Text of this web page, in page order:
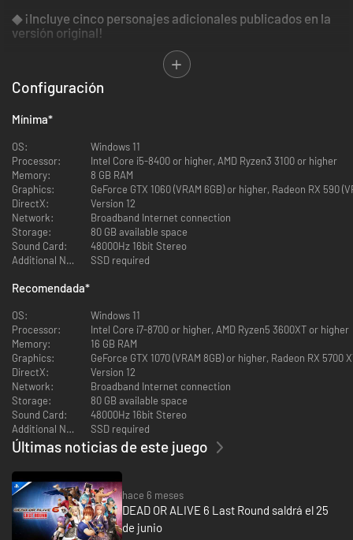
◆ ¡Incluye cinco personajes adicionales publicados en la
versión original!
Controla a 29 personajes, incluyendo cinco que originalmente fueron
extras o DLC en el original: Nyotengu, Phase 4, Momiji, Rachel y Tamaki.
◆ ¡Organiza tus propias peleas con el NUEVO Modo foto!
Configuración
Mínima*
OS:
Windows 11
Processor:
Intel Core i5-8400 or higher, AMD Ryzen3 3100 or higher
Memory:
8 GB RAM
Graphics:
GeForce GTX 1060 (VRAM 6GB) or higher, Radeon RX 590
DirectX:
Version 12
Network:
Broadband Internet connection
Storage:
80 GB available space
Sound Card:
48000Hz 16bit Stereo
Additional Notes:
SSD required
Recomendada*
OS:
Windows 11
Processor:
Intel Core i7-8700 or higher, AMD Ryzen5 3600XT or higher
Memory:
16 GB RAM
Graphics:
GeForce GTX 1070 (VRAM 8GB) or higher, Radeon RX 5700
DirectX:
Version 12
Network:
Broadband Internet connection
Storage:
80 GB available space
Sound Card:
48000Hz 16bit Stereo
Additional Notes:
SSD required
Últimas noticias de este juego
hace 6 meses
DEAD OR ALIVE 6 Last Round saldrá el 25
de junio